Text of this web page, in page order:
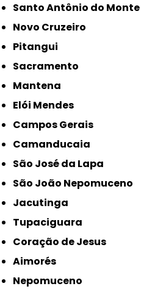
Santo Antônio do Monte
Novo Cruzeiro
Pitangui
Sacramento
Mantena
Elói Mendes
Campos Gerais
Camanducaia
São José da Lapa
São João Nepomuceno
Jacutinga
Tupaciguara
Coração de Jesus
Aimorés
Nepomuceno